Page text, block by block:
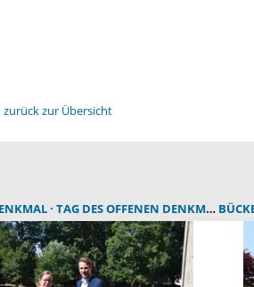
zurück zur Übersicht
TAG DES OFFENEN DENKMALS